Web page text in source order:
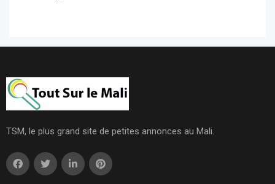
TSM, le plus grand site de petites annonces au Mali.